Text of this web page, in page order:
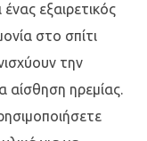
εξαιρετικός
στο σπίτι
την
αίσθηση ηρεμίας.